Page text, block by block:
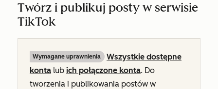
Twórz i publikuj posty w serwisie
TikTok
Wymagane uprawnienia
Wszystkie dostępne
konta lub ich połączone konta. Do
tworzenia i publikowania postów w